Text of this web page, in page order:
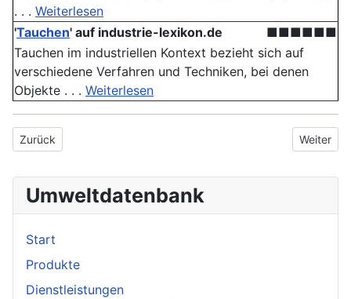
. . . Weiterlesen
'Tauchen' auf industrie-lexikon.de
■■■■■■
Tauchen im industriellen Kontext bezieht sich auf
verschiedene Verfahren und Techniken, bei denen
Objekte . . . Weiterlesen
Vorheriger Beitrag: Warmwasserbereitung
Zurück Nächster
Weiter
Umweltdatenbank
Start
Produkte
Dienstleistungen